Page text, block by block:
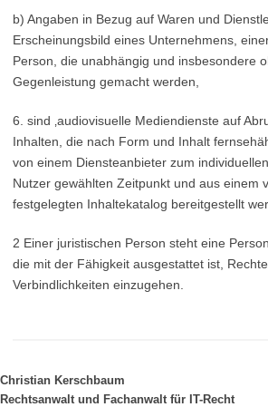
b) Angaben in Bezug auf Waren und
Erscheinungsbild eines Unternehmens,
Person, die unabhängig und insbesondere
Gegenleistung gemacht werden,
6. sind ‚audiovisuelle Mediendienste auf
Inhalten, die nach Form und Inhalt
von einem Diensteanbieter zum
Nutzer gewählten Zeitpunkt und aus einem
festgelegten Inhaltekatalog bereitgestellt
2 Einer juristischen Person steht eine
die mit der Fähigkeit ausgestattet ist,
Verbindlichkeiten einzugehen.
Christian Kerschbaum
Rechtsanwalt und Fachanwalt für IT-Recht